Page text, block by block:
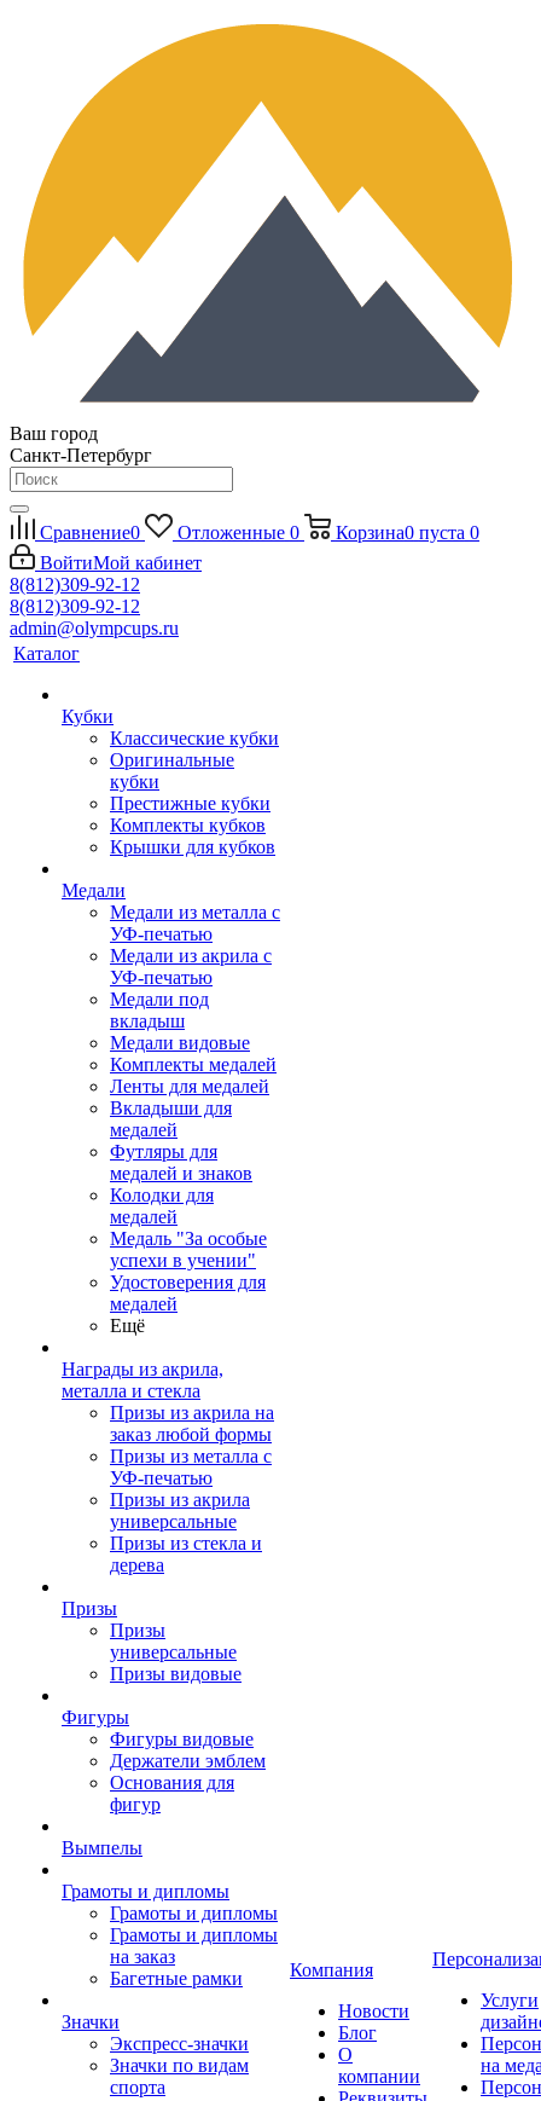
Ваш город
Санкт-Петербург
Сравнение0 Отложенные 0 Корзина0 пуста 0
ВойтиМой кабинет
8(812)309-92-12
8(812)309-92-12
admin@olympcups.ru
Каталог
Кубки
Классические кубки
Оригинальные
кубки
Престижные кубки
Комплекты кубков
Крышки для кубков
Медали
Медали из металла с
УФ-печатью
Медали из акрила с
УФ-печатью
Медали под
вкладыш
Медали видовые
Комплекты медалей
Ленты для медалей
Вкладыши для
медалей
Футляры для
медалей и знаков
Колодки для
медалей
Медаль "За особые
успехи в учении"
Удостоверения для
медалей
Ещё
Награды из акрила,
металла и стекла
Призы из акрила на
заказ любой формы
Призы из металла с
УФ-печатью
Призы из акрила
универсальные
Призы из стекла и
дерева
Призы
Призы
универсальные
Призы видовые
Фигуры
Фигуры видовые
Держатели эмблем
Основания для
фигур
Вымпелы
Грамоты и дипломы
Грамоты и дипломы
Грамоты и дипломы
на заказ
Багетные рамки
Значки
Экспресс-значки
Значки по видам
спорта
Компания
Новости
Блог
О
компании
Услуги
на